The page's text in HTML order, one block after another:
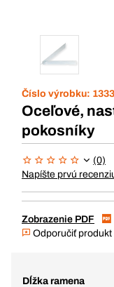
Číslo výrobku:
Oceľové,
pokosníky
(0)
Napíšte prvú
Zobrazenie PDF
Odporučiť produkt
Dĺžka ramena